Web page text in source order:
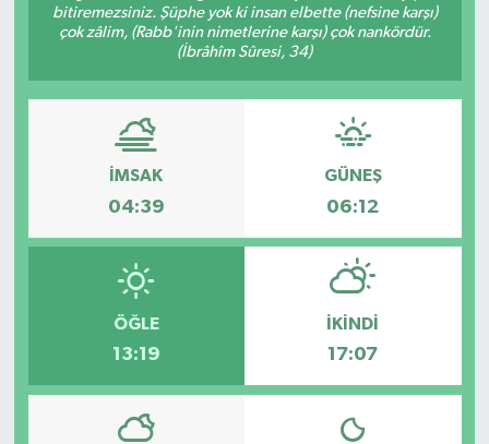
bitiremezsiniz. Şüphe yok ki insan elbette (nefsine karşı)
çok zâlim, (Rabb'inin nimetlerine karşı) çok nankördür.
(İbrâhîm Sûresi, 34)
İMSAK
04:39
GÜNEŞ
06:12
ÖĞLE
13:19
İKINDI
17:07